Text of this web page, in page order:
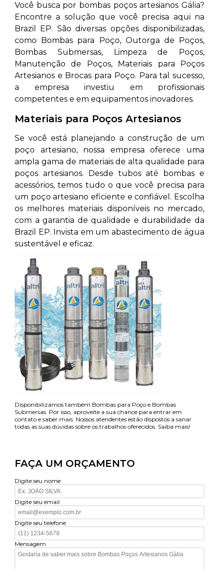
Você busca por bombas poços artesianos Gália?
Encontre a solução que você precisa aqui na
Brazil EP. São diversas opções disponibilizadas,
como Bombas para Poço, Outorga de Poços,
Bombas Submersas, Limpeza de Poços,
Manutenção de Poços, Materiais para Poços
Artesianos e Brocas para Poço. Para tal sucesso,
a empresa investiu em profissionais
competentes e em equipamentos inovadores.
Materiais para Poços Artesianos
Se você está planejando a construção de um
poço artesiano, nossa empresa oferece uma
ampla gama de materiais de alta qualidade para
poços artesianos. Desde tubos até bombas e
acessórios, temos tudo o que você precisa para
um poço artesiano eficiente e confiável. Escolha
os melhores materiais disponíveis no mercado,
com a garantia de qualidade e durabilidade da
Brazil EP. Invista em um abastecimento de água
sustentável e eficaz.
Disponibilizamos também Bombas para Poço e Bombas
Submersas. Por isso, aproveite a sua chance para entrar em
contato e saber mais. Nossos atendentes estão dispostos a sanar
todas as suas dúvidas sobre os trabalhos oferecidos. Saiba mais!
FAÇA UM ORÇAMENTO
Digite seu nome
Digite seu email
Digite seu telefone
Mensagem